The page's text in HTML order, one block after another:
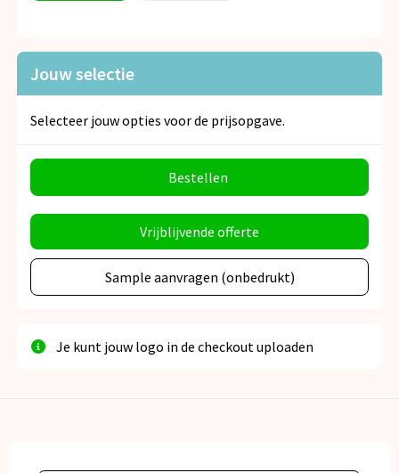
Jouw selectie
Selecteer jouw opties voor de prijsopgave.
Bestellen
Vrijblijvende offerte
Sample aanvragen (onbedrukt)
Je kunt jouw logo in de checkout uploaden